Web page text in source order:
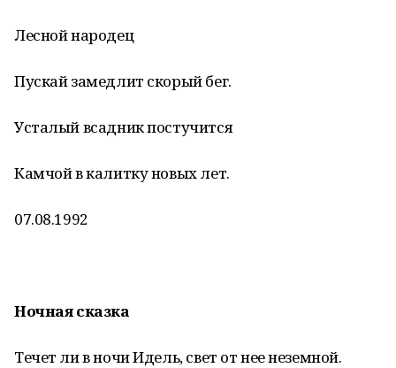
Лесной народец
Пускай замедлит скорый бег.
Усталый всадник постучится
Камчой в калитку новых лет.
07.08.1992
Ночная сказка
Течет ли в ночи Идель, свет от нее неземной.